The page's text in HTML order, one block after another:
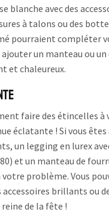
blanche avec des
à talons ou des
pourraient compléter
un manteau ou
et chaleureux.
faire des étincelles à
éclatante ! Si vous êtes
un legging en lurex
et un manteau de
problème. Vous
brillants ou
de la fête !